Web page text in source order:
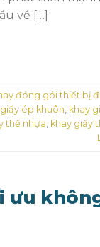
về […]
đóng gói thiết bị
ép khuôn, khay
thế nhựa, khay giấy
ưu